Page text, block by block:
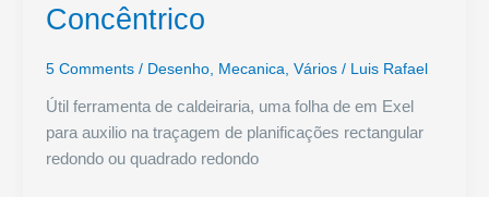
Concêntrico
5 Comments / Desenho, Mecanica Vários/ Luis Rafael
Útil ferramenta de caldeiraria, uma folha de em Exel
para auxilio na traçagem de planificações rectangular
redondo ou quadrado redondo